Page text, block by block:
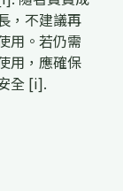
，不建議再
用。若仍需
用，應確保
全 [i].